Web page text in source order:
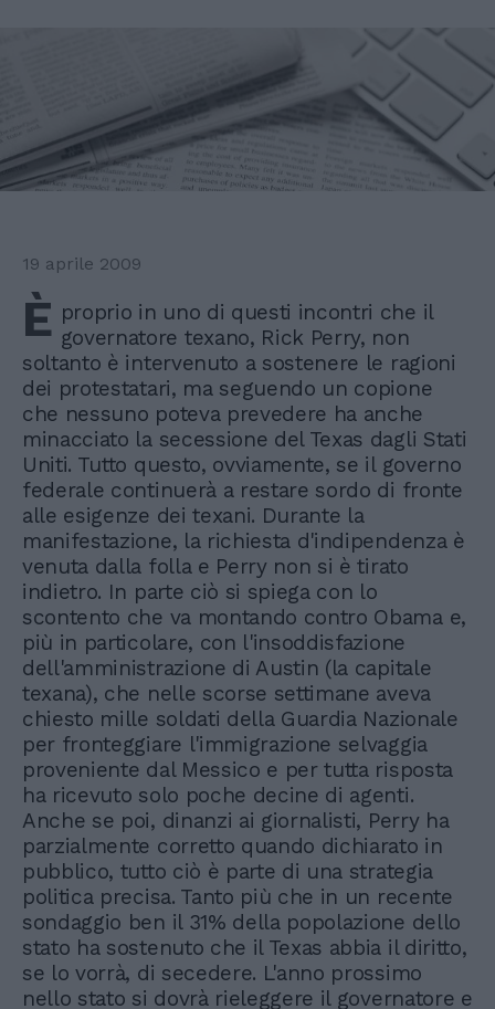
19 aprile 2009
È proprio in uno di questi incontri che il
governatore texano, Rick Perry, non
soltanto è intervenuto a sostenere le ragioni
dei protestatari, ma seguendo un copione
che nessuno poteva prevedere ha anche
minacciato la secessione del Texas dagli Stati
Uniti. Tutto questo, ovviamente, se il governo
federale continuerà a restare sordo di fronte
alle esigenze dei texani. Durante la
manifestazione, la richiesta d'indipendenza è
venuta dalla folla e Perry non si è tirato
indietro. In parte ciò si spiega con lo
scontento che va montando contro Obama e,
più in particolare, con l'insoddisfazione
dell'amministrazione di Austin (la capitale
texana), che nelle scorse settimane aveva
chiesto mille soldati della Guardia Nazionale
per fronteggiare l'immigrazione selvaggia
proveniente dal Messico e per tutta risposta
ha ricevuto solo poche decine di agenti.
Anche se poi, dinanzi ai giornalisti, Perry ha
parzialmente corretto quando dichiarato in
pubblico, tutto ciò è parte di una strategia
politica precisa. Tanto più che in un recente
sondaggio ben il 31% della popolazione dello
stato ha sostenuto che il Texas abbia il diritto,
se lo vorrà, di secedere. L'anno prossimo
nello stato si dovrà rieleggere il governatore e